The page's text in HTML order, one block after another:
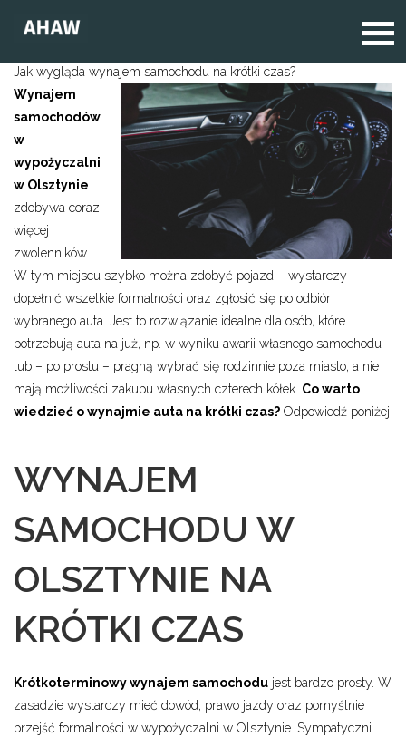
Jak wygląda wynajem samochodu na krótki czas?
Wynajem
samochodów
w
wypożyczalni
w Olsztynie
zdobywa coraz
więcej
zwolenników.
W tym miejscu szybko można zdobyć pojazd – wystarczy
dopełnić wszelkie formalności oraz zgłosić się po odbiór
wybranego auta. Jest to rozwiązanie idealne dla osób, które
potrzebują auta na już, np. w wyniku awarii własnego samochodu
lub – po prostu – pragną wybrać się rodzinnie poza miasto, a nie
mają możliwości zakupu własnych czterech kółek. Co warto
wiedzieć o wynajmie auta na krótki czas? Odpowiedź poniżej!
WYNAJEM
SAMOCHODU W
OLSZTYNIE NA
KRÓTKI CZAS
Krótkoterminowy wynajem samochodu jest bardzo prosty. W
zasadzie wystarczy mieć dowód, prawo jazdy oraz pomyślnie
przejść formalności w wypożyczalni w Olsztynie. Sympatyczni